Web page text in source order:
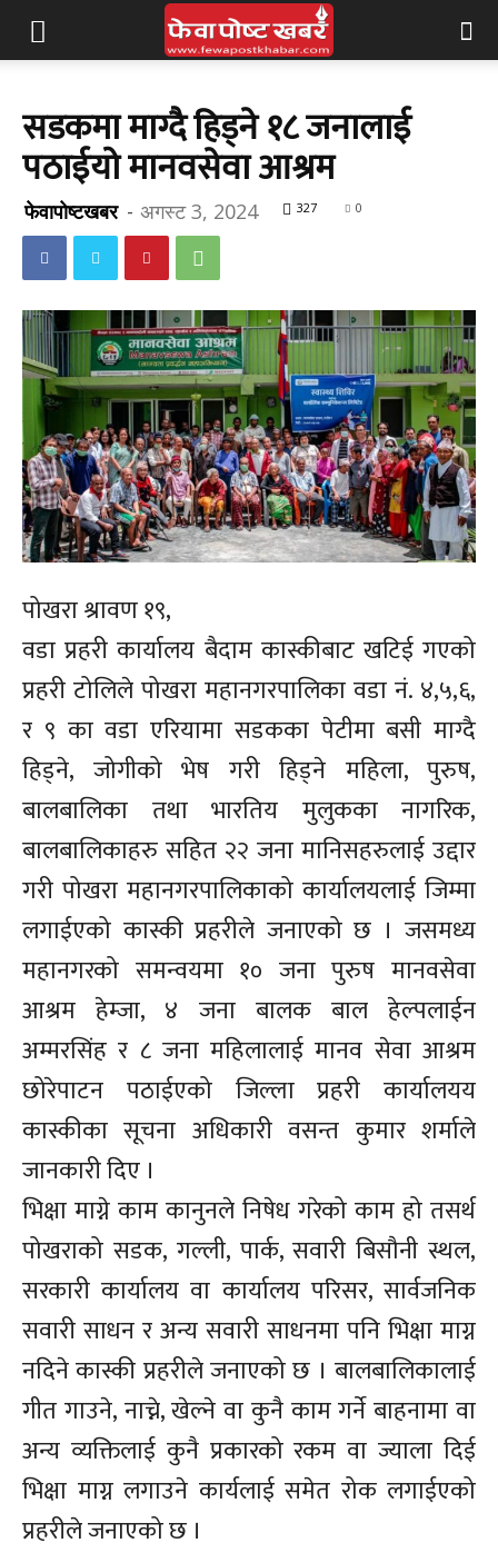
सडकमा माग्दै हिड्ने १८ जनालाई
पठाईयो मानवसेवा आश्रम
फेवापोष्टखबर - अगस्ट 3, 2024 327 0
पोखरा श्रावण १९,
वडा प्रहरी कार्यालय बैदाम कास्कीबाट खटिई गएको
प्रहरी टोलिले पोखरा महानगरपालिका वडा नं. ४,५,६,
र ९ का वडा एरियामा सडकका पेटीमा बसी माग्दै
हिड्ने, जोगीको भेष गरी हिड्ने महिला, पुरुष,
बालबालिका तथा भारतिय मुलुकका नागरिक,
बालबालिकाहरु सहित २२ जना मानिसहरुलाई उद्दार
गरी पोखरा महानगरपालिकाको कार्यालयलाई जिम्मा
लगाईएको कास्की प्रहरीले जनाएको छ । जसमध्य
महानगरको समन्वयमा १० जना पुरुष मानवसेवा
आश्रम हेम्जा, ४ जना बालक बाल हेल्पलाईन
अम्मरसिंह र ८ जना महिलालाई मानव सेवा आश्रम
छोरेपाटन पठाईएको जिल्ला प्रहरी कार्यालयय
कास्कीका सूचना अधिकारी वसन्त कुमार शर्माले
जानकारी दिए ।
भिक्षा माग्ने काम कानुनले निषेध गरेको काम हो तसर्थ
पोखराको सडक, गल्ली, पार्क, सवारी बिसौनी स्थल,
सरकारी कार्यालय वा कार्यालय परिसर, सार्वजनिक
सवारी साधन र अन्य सवारी साधनमा पनि भिक्षा माग्न
नदिने कास्की प्रहरीले जनाएको छ । बालबालिकालाई
गीत गाउने, नाच्ने, खेल्ने वा कुनै काम गर्ने बाहनामा वा
अन्य व्यक्तिलाई कुनै प्रकारको रकम वा ज्याला दिई
भिक्षा माग्न लगाउने कार्यलाई समेत रोक लगाईएको
प्रहरीले जनाएको छ ।